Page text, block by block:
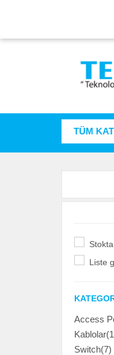
TÜM
Liste
Access
Switch(7)